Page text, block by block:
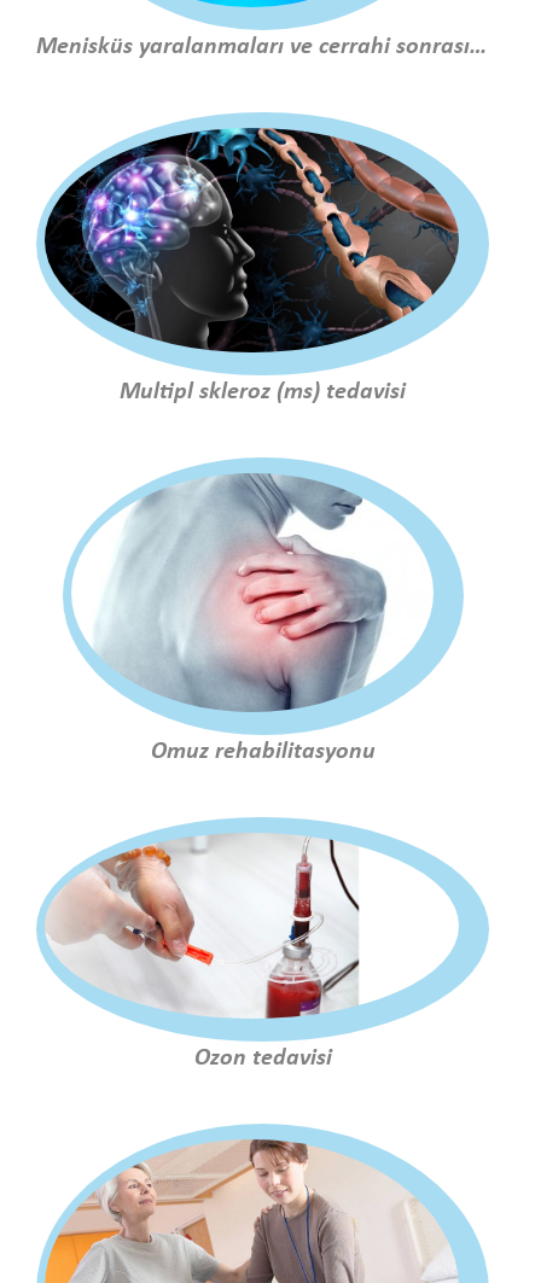
Menisküs yaralanmaları ve cerrahi sonrası tedavi
Multipl skleroz (ms) tedavisi
Omuz rehabilitasyonu
Ozon tedavisi